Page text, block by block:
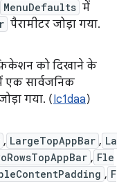
MenuDefaults में
पैरामीटर जोड़ा गया.
को दिखाने के
एक सार्वजनिक
गया. (Ic1daa)
, LargeTopAppBar , La
, Fle
, F